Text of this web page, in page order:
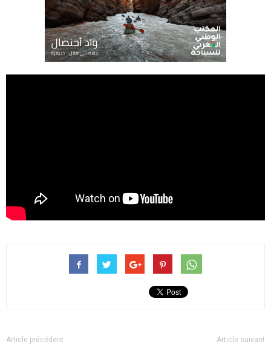
Article précédent Article suivant